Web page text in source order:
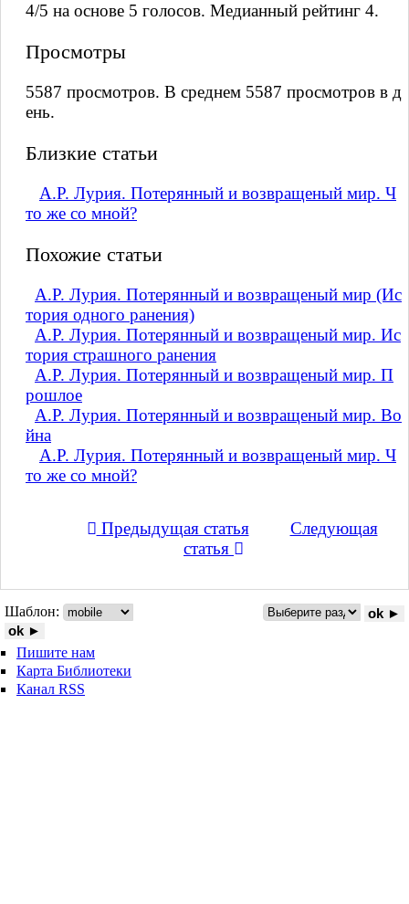
4/5 на основе 5 голосов. Медианный рейтинг 4.
Просмотры
5587 просмотров. В среднем 5587 просмотров в д
ень.
Близкие статьи
А.Р. Лурия. Потерянный и возвращеный мир. Ч
то же со мной?
Похожие статьи
А.Р. Лурия. Потерянный и возвращеный мир (Ис
тория одного ранения)
А.Р. Лурия. Потерянный и возвращеный мир. Ис
тория страшного ранения
А.Р. Лурия. Потерянный и возвращеный мир. П
рошлое
А.Р. Лурия. Потерянный и возвращеный мир. Во
йна
А.Р. Лурия. Потерянный и возвращеный мир. Ч
то же со мной?
Предыдущая статья
Следующая
статья
Шаблон:
ok ►
ok ►
Пишите нам
Карта Библиотеки
Канал RSS